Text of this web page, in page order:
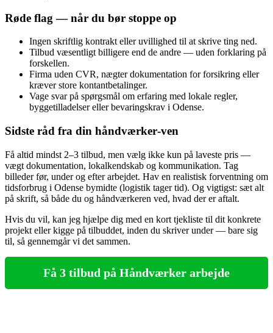
Røde flag — når du bør stoppe op
Ingen skriftlig kontrakt eller uvillighed til at skrive ting ned.
Tilbud væsentligt billigere end de andre — uden forklaring på
forskellen.
Firma uden CVR, nægter dokumentation for forsikring eller
kræver store kontantbetalinger.
Vage svar på spørgsmål om erfaring med lokale regler,
byggetilladelser eller bevaringskrav i Odense.
Sidste råd fra din håndværker‑ven
Få altid mindst 2–3 tilbud, men vælg ikke kun på laveste pris —
vægt dokumentation, lokalkendskab og kommunikation. Tag
billeder før, under og efter arbejdet. Hav en realistisk forventning om
tidsforbrug i Odense bymidte (logistik tager tid). Og vigtigst: sæt alt
på skrift, så både du og håndværkeren ved, hvad der er aftalt.
Hvis du vil, kan jeg hjælpe dig med en kort tjekliste til dit konkrete
projekt eller kigge på tilbuddet, inden du skriver under — bare sig
til, så gennemgår vi det sammen.
Få 3 tilbud på Håndværker arbejde